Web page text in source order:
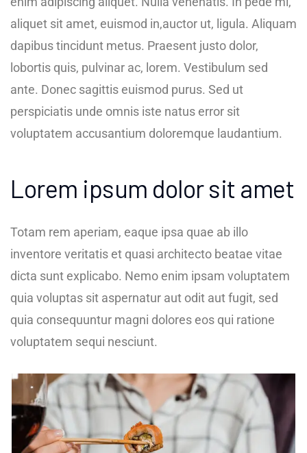
aliquet sit amet, euismod in,auctor ut, ligula. Aliquam
dapibus tincidunt metus. Praesent justo dolor,
lobortis quis, pulvinar ac, lorem. Vestibulum sed
ante. Donec sagittis euismod purus. Sed ut
perspiciatis unde omnis iste natus error sit
voluptatem accusantium doloremque laudantium.
Lorem ipsum dolor sit amet
Totam rem aperiam, eaque ipsa quae ab illo
inventore veritatis et quasi architecto beatae vitae
dicta sunt explicabo. Nemo enim ipsam voluptatem
quia voluptas sit aspernatur aut odit aut fugit, sed
quia consequuntur magni dolores eos qui ratione
voluptatem sequi nesciunt.